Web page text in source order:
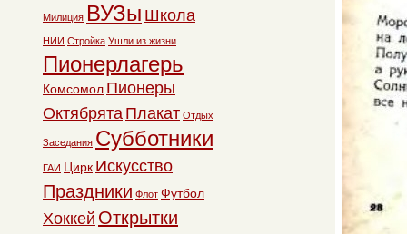
Милиция ВУЗы Школа
НИИ Стройка Ушли из жизни
Пионерлагерь
Комсомол Пионеры
Октябрята Плакат Отдых
Заседания Субботники
ГАИ Цирк Искусство
Праздники Флот Футбол
Хоккей Открытки